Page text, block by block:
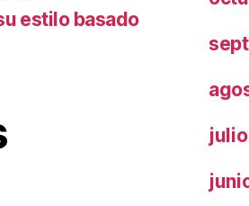
estilo basado